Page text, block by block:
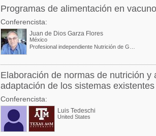
Programas de alimentación en
Conferencista:
Juan de Dios Garza Flores
México
Elaboración de normas de nutrición
adaptación de los sistemas
Conferencista:
Luis Tedeschi
United States